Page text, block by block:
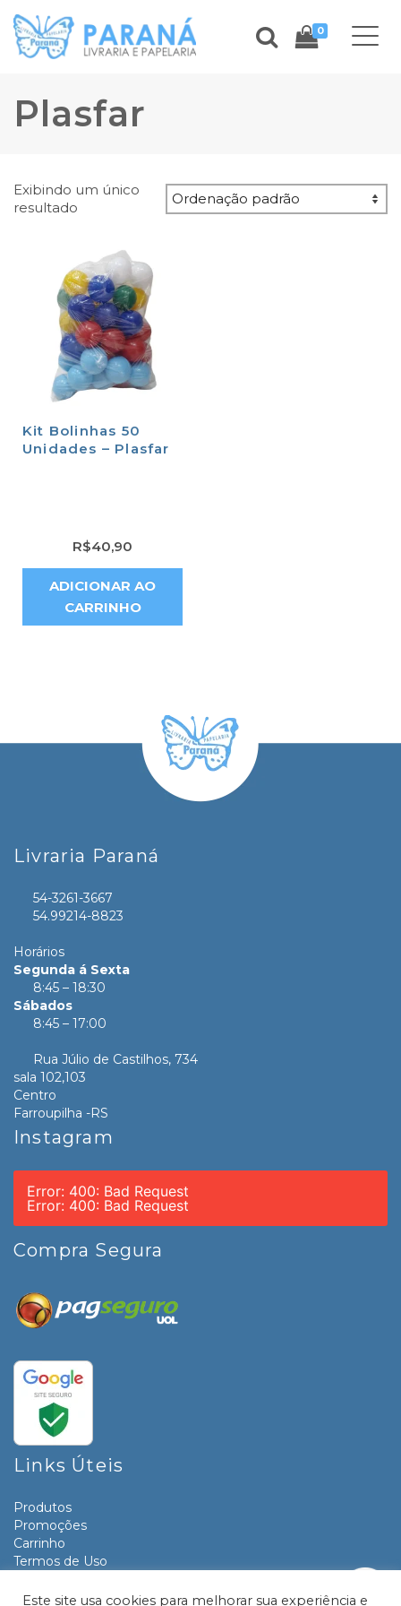
0
Plasfar
Exibindo um único
resultado
Kit Bolinhas 50
Unidades – Plasfar
R$40,90
ADICIONAR AO
CARRINHO
Livraria Paraná
54-3261-3667
54.99214-8823
Horários
Segunda á Sexta
8:45 – 18:30
Sábados
8:45 – 17:00
Rua Júlio de Castilhos, 734
sala 102,103
Centro
Farroupilha -RS
Instagram
Error: 400: Bad Request
Error: 400: Bad Request
Compra Segura
Links Úteis
Produtos
Promoções
Carrinho
Termos de Uso
Contato
Este site usa cookies para melhorar sua experiência e